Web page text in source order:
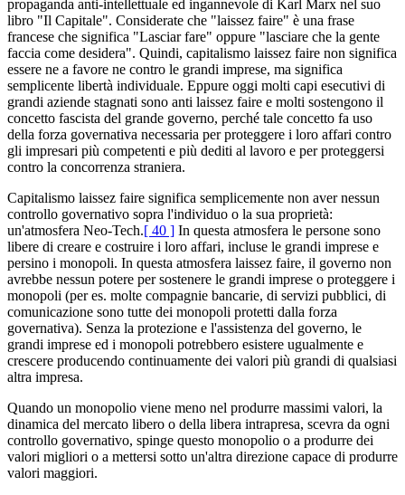
propaganda anti-intellettuale ed ingannevole di Karl Marx nel suo
libro "Il Capitale". Considerate che "laissez faire" è una frase
francese che significa "Lasciar fare" oppure "lasciare che la gente
faccia come desidera". Quindi, capitalismo laissez faire non significa
essere ne a favore ne contro le grandi imprese, ma significa
semplicente libertà individuale. Eppure oggi molti capi esecutivi di
grandi aziende stagnati sono anti laissez faire e molti sostengono il
concetto fascista del grande governo, perché tale concetto fa uso
della forza governativa necessaria per proteggere i loro affari contro
gli impresari più competenti e più dediti al lavoro e per proteggersi
contro la concorrenza straniera.
Capitalismo laissez faire significa semplicemente non aver nessun
controllo governativo sopra l'individuo o la sua proprietà:
un'atmosfera Neo-Tech.[ 40 ] In questa atmosfera le persone sono
libere di creare e costruire i loro affari, incluse le grandi imprese e
persino i monopoli. In questa atmosfera laissez faire, il governo non
avrebbe nessun potere per sostenere le grandi imprese o proteggere i
monopoli (per es. molte compagnie bancarie, di servizi pubblici, di
comunicazione sono tutte dei monopoli protetti dalla forza
governativa). Senza la protezione e l'assistenza del governo, le
grandi imprese ed i monopoli potrebbero esistere ugualmente e
crescere producendo continuamente dei valori più grandi di qualsiasi
altra impresa.
Quando un monopolio viene meno nel produrre massimi valori, la
dinamica del mercato libero o della libera intrapresa, scevra da ogni
controllo governativo, spinge questo monopolio o a produrre dei
valori migliori o a mettersi sotto un'altra direzione capace di produrre
valori maggiori.